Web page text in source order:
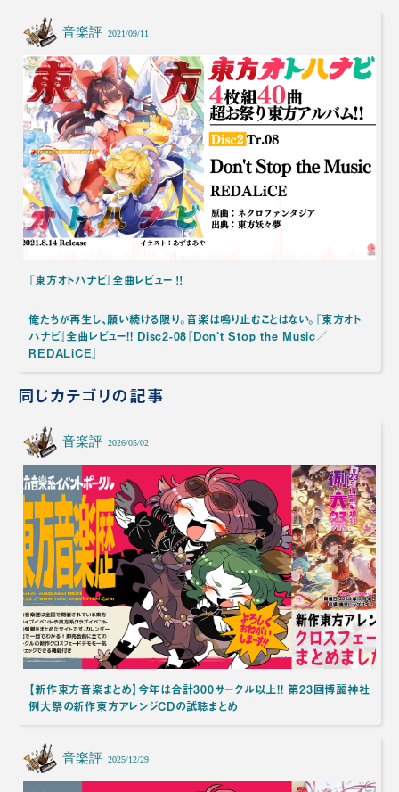
音楽評 2021/09/11
『東方オトハナビ』全曲レビュー ！！
俺たちが再生し、願い続ける限り。音楽は鳴り止むことはない。『東方オト
ハナビ』全曲レビュー!! Disc2-08『Don’t Stop the Music／
REDALiCE』
同じカテゴリの記事
音楽評 2026/05/02
【新作東方音楽まとめ】今年は合計300サークル以上!! 第23回博麗神社
例大祭の新作東方アレンジCDの試聴まとめ
音楽評 2025/12/29